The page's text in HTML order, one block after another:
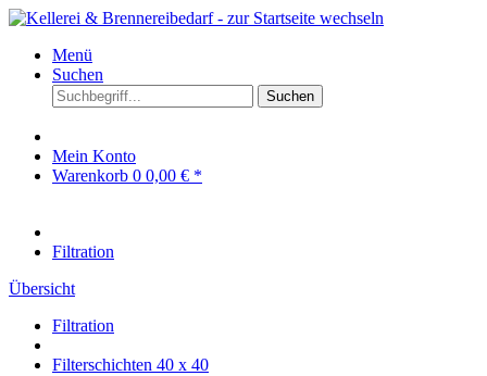
Menü
Suchen
Suchen
Mein Konto
Warenkorb 0 0,00 € *
Filtration
Übersicht
Filtration
Filterschichten 40 x 40